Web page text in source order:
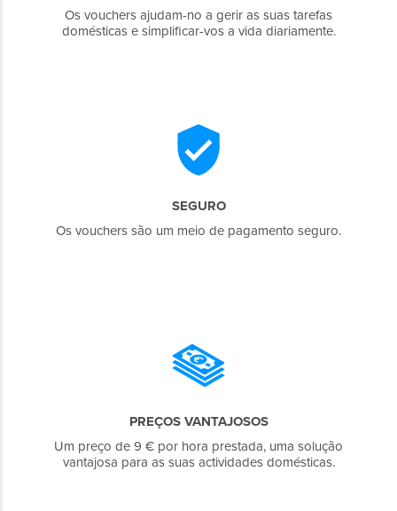
Os vouchers ajudam-no a gerir as suas tarefas
domésticas e simplificar-vos a vida diariamente.
SEGURO
Os vouchers são um meio de pagamento seguro.
PREÇOS VANTAJOSOS
Um preço de 9 € por hora prestada, uma solução
vantajosa para as suas actividades domésticas.